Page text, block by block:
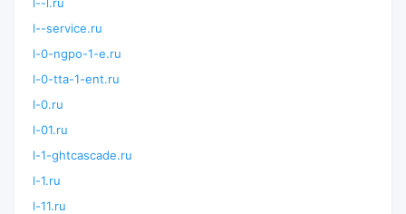
l--service.ru
l-0-ngpo-1-e.ru
l-0-tta-1-ent.ru
l-0.ru
l-01.ru
l-1-ghtcascade.ru
l-1.ru
l-11.ru